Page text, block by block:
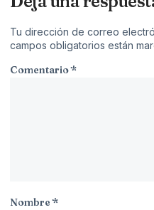
Tu dirección de correo
campos obligatorios están
Comentario*
Nombre*